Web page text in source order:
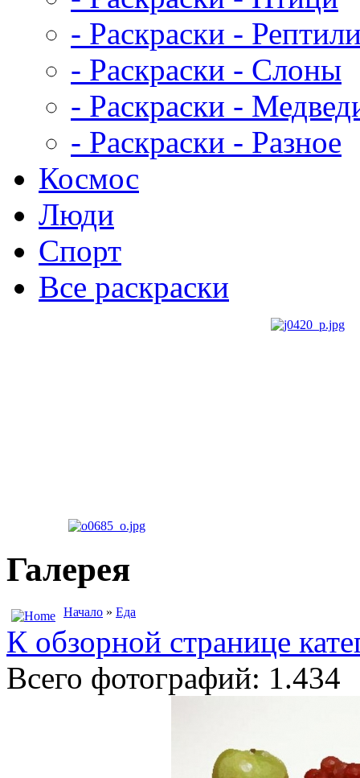
- Раскраски -
- Раскраски - Слоны
- Раскраски -
- Раскраски - Разное
Космос
Люди
Спорт
Все раскраски
Галерея
Начало » Еда
К обзорной странице
Всего фотографий: 1.434